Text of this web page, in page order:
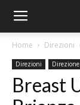
Home Direzioni
Direzioni
Breast